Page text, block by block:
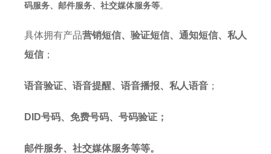
码服务、邮件服务、社交媒体服务等。
具体拥有产品营销短信、验证短信、通知短信、私人
短信 ；
语音验证、语音提醒、语音播报、私人语音 ；
DID号码、免费号码、号码验证；
邮件服务、社交媒体服务等等。